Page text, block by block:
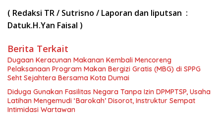
( Redaksi TR / Sutrisno / Laporan dan liputsan :
Datuk.H.Yan Faisal )
Berita Terkait
Dugaan Keracunan Makanan Kembali Mencoreng
Pelaksanaan Program Makan Bergizi Gratis (MBG) di SPPG
Seht Sejahtera Bersama Kota Dumai
Diduga Gunakan Fasilitas Negara Tanpa Izin DPMPTSP, Usaha
Latihan Mengemudi ‘Barokah’ Disorot, Instruktur Sempat
Intimidasi Wartawan